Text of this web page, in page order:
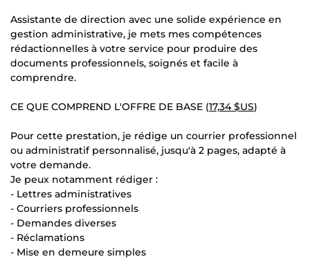
Assistante de direction avec une solide expérience en
gestion administrative, je mets mes compétences
rédactionnelles à votre service pour produire des
documents professionnels, soignés et facile à
comprendre.
CE QUE COMPREND L'OFFRE DE BASE (17,34 $US)
Pour cette prestation, je rédige un courrier professionnel
ou administratif personnalisé, jusqu'à 2 pages, adapté à
votre demande.
Je peux notamment rédiger :
- Lettres administratives
- Courriers professionnels
- Demandes diverses
- Réclamations
- Mise en demeure simples